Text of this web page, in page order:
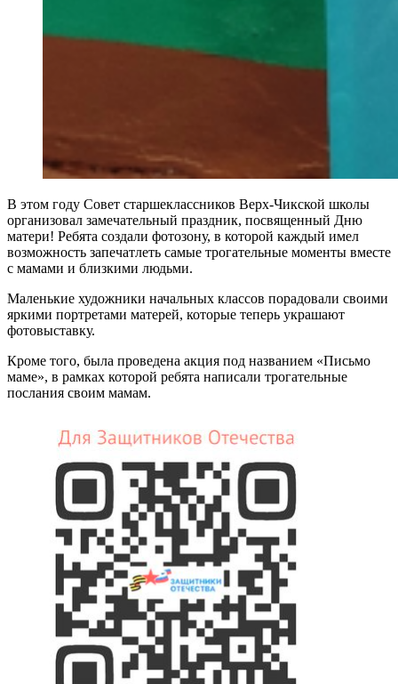
В этом году Совет старшеклассников Верх-Чикской школы
организовал замечательный праздник, посвященный Дню
матери! Ребята создали фотозону, в которой каждый имел
возможность запечатлеть самые трогательные моменты вместе
с мамами и близкими людьми.
Маленькие художники начальных классов порадовали своими
яркими портретами матерей, которые теперь украшают
фотовыставку.
Кроме того, была проведена акция под названием «Письмо
маме», в рамках которой ребята написали трогательные
послания своим мамам.